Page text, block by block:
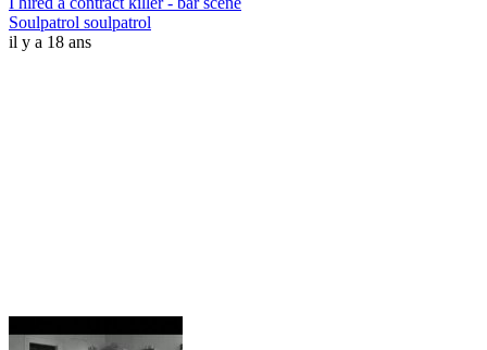
Soulpatrol soulpatrol
il y a 18 ans